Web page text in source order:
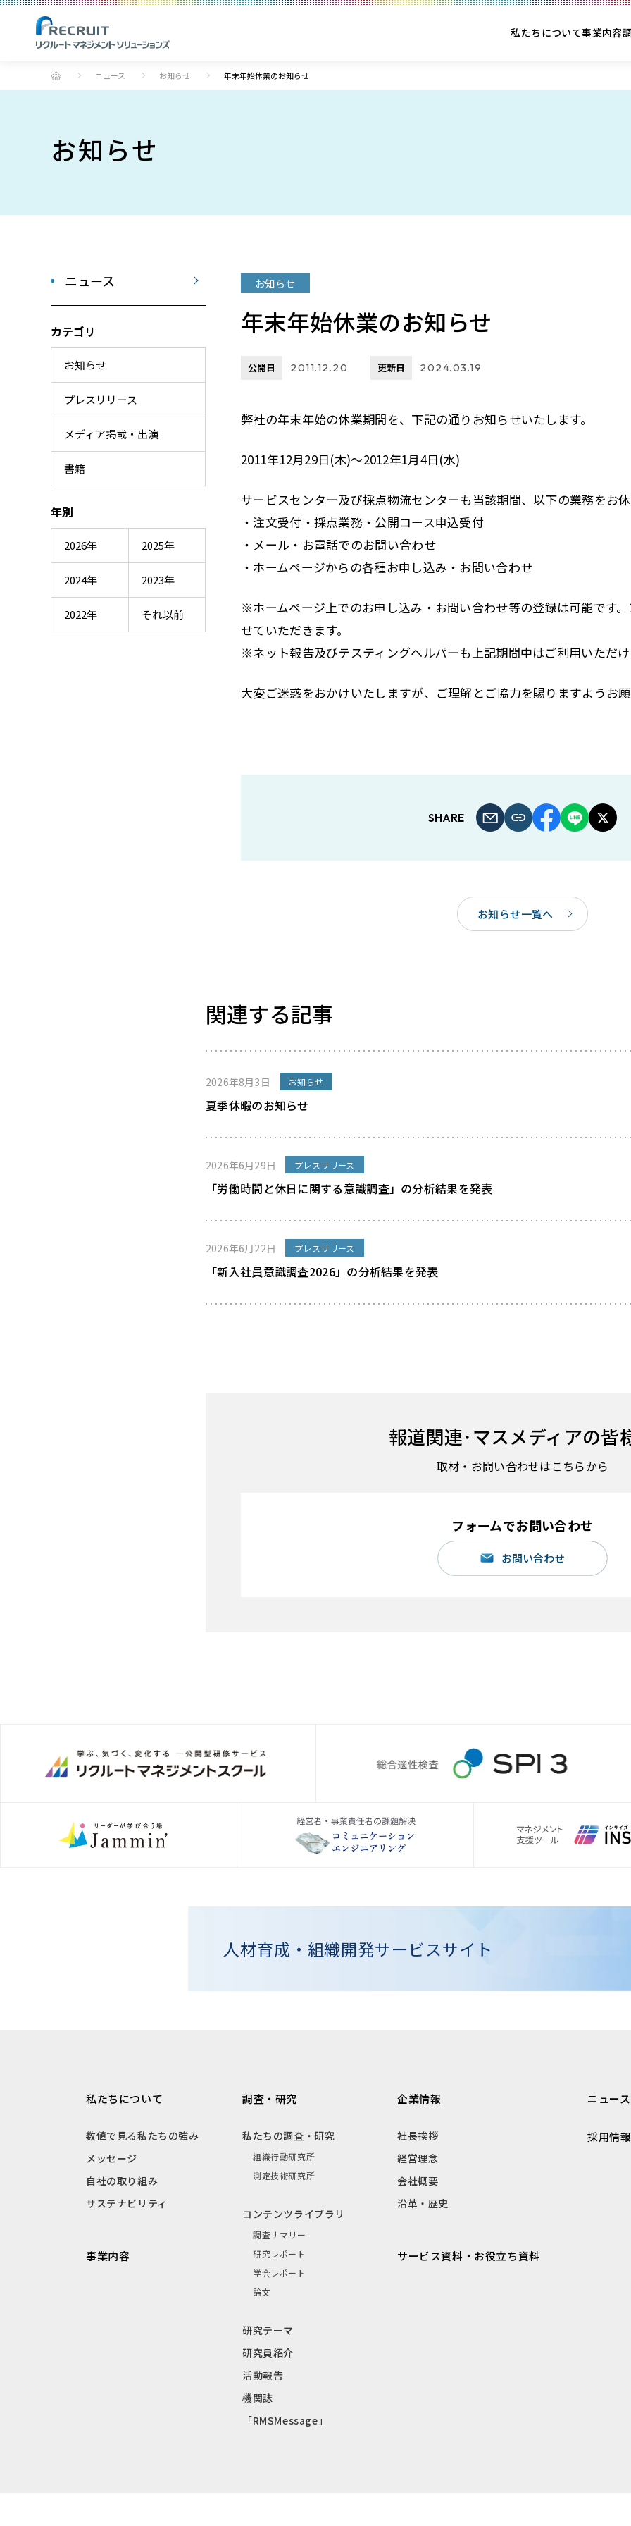
私たちについて事業内容
ニュース お知らせ 年末年始休業のお知らせ
お知らせ
ニュース
カテゴリ
お知らせ
プレスリリース
メディア掲載・出演
書籍
年別
2026年 2025年
2024年 2023年
2022年 それ以前
お知らせ
年末年始休業のお知らせ
公開日 2011.12.20 更新日 2024.03.19
弊社の年末年始の休業期間を、下記の通りお知らせいたします。
2011年12月29日(木)～2012年1月4日(水)
サービスセンター及び採点物流センターも当該期間、以下の業務をお
・注文受付・採点業務・公開コース申込受付
・メール・お電話でのお問い合わせ
・ホームページからの各種お申し込み・お問い合わせ
※ホームページ上でのお申し込み・お問い合わせ等の登録は可能です
せていただきます。
※ネット報告及びテスティングヘルパーも上記期間中はご利用いただ
大変ご迷惑をおかけいたしますが、ご理解とご協力を賜りますようお
SHARE
お知らせ一覧へ
関連する記事
2026年8月3日 お知らせ
夏季休暇のお知らせ
2026年6月29日 プレスリリース
「労働時間と休日に関する意識調査」の分析結果を発表
2026年6月22日 プレスリリース
「新入社員意識調査2026」の分析結果を発表
報道関連･マスメディアの皆
取材・お問い合わせはこちらから
フォームでお問い合わせ
お問い合わせ
人材育成・組織開発サービスサイト
私たちについて
数値で見る私たちの強み
メッセージ
自社の取り組み
サステナビリティ
事業内容
調査・研究
私たちの調査・研究
組織行動研究所
測定技術研究所
コンテンツライブラリ
調査サマリー
研究レポート
学会レポート
論文
研究テーマ
研究員紹介
活動報告
機関誌
「RMSMessage」
企業情報
社長挨拶
経営理念
会社概要
沿革・歴史
サービス資料・お役立ち資料
ニュース
採用情報